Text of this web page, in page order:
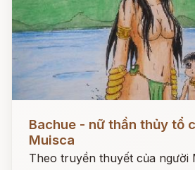
Bachue - nữ thần thủy tổ
Muisca
Theo truyền thuyết của người